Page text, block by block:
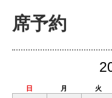
席予約
日 月 火